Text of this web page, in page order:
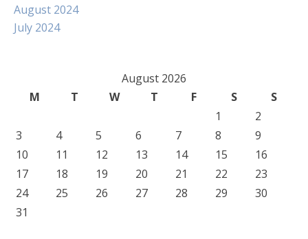
August 2024
July 2024
August 2026
M
T W T F S
S
1
2
3
4 5 6 7 8
9
10
11 12 13 14 15
16
17
18 19 20 21 22
23
24
25 26 27 28 29
30
31